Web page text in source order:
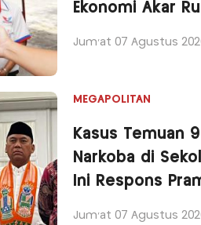
Ekonomi Akar
Jum'at 07 Agustus
MEGAPOLITAN
Kasus Temuan
Narkoba di
Ini Respons
Jum'at 07 Agustus